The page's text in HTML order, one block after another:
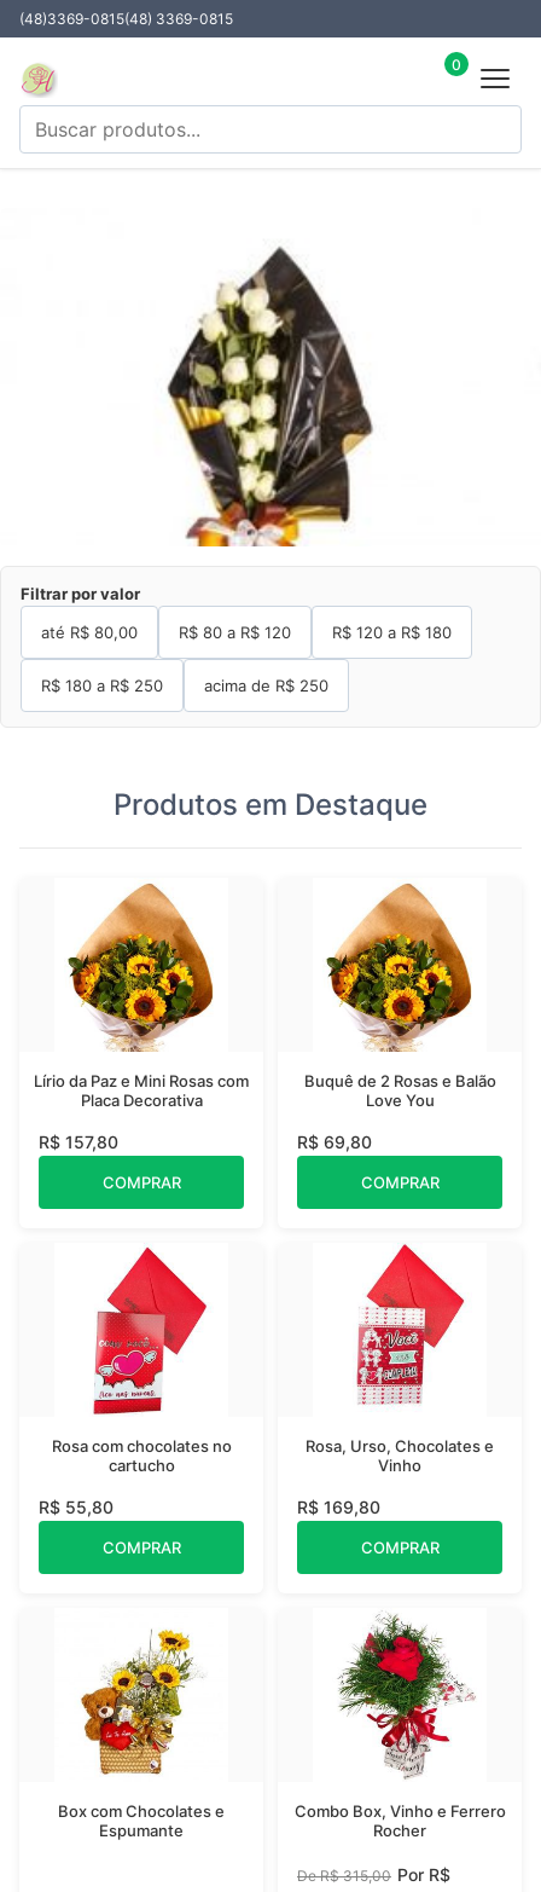
(48)3369-0815(48) 3369-0815
0
Filtrar por valor
até R$ 80,00 R$ 80 a R$ 120 R$ 120 a R$ 180
R$ 180 a R$ 250 acima de R$ 250
Produtos em Destaque
Lírio da Paz e Mini Rosas com
Placa Decorativa
R$ 157,80
COMPRAR
Buquê de 2 Rosas e Balão
Love You
R$ 69,80
COMPRAR
Rosa com chocolates no
cartucho
R$ 55,80
COMPRAR
Rosa, Urso, Chocolates e
Vinho
R$ 169,80
COMPRAR
Box com Chocolates e
Espumante
Combo Box, Vinho e Ferrero
Rocher
De R$ 315,00 Por R$